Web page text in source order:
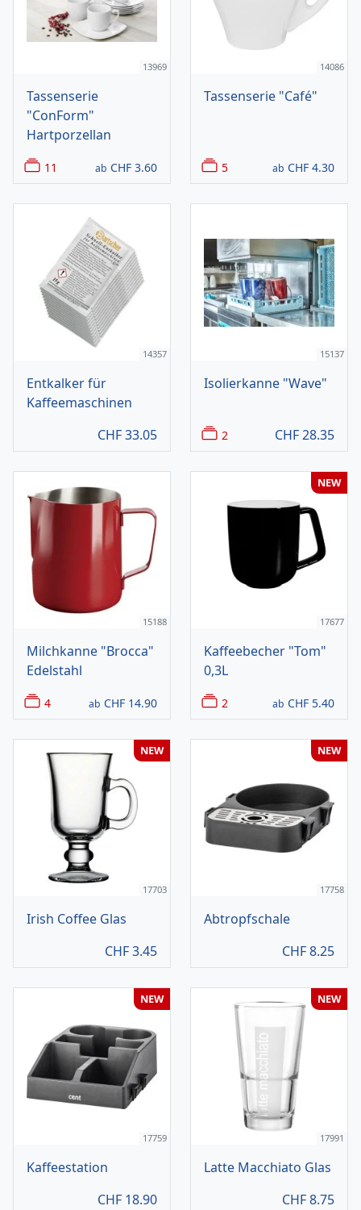
13969
Tassenserie
"ConForm"
Hartporzellan
11 ab CHF 3.60
14086
Tassenserie "Café"
5 ab CHF 4.30
14357
Entkalker für
Kaffeemaschinen
CHF33.05
15137
Isolierkanne "Wave"
2 CHF28.35
15188
Milchkanne "Brocca"
Edelstahl
4 ab CHF 14.90
17677
Kaffeebecher "Tom"
0,3L
2 ab CHF 5.40
NEW
17703
Irish Coffee Glas
CHF3.45
NEW
17758
Abtropfschale
CHF8.25
NEW
17759
Kaffeestation
CHF 18.90
NEW
17991
Latte Macchiato Glas
CHF8.75
NEW